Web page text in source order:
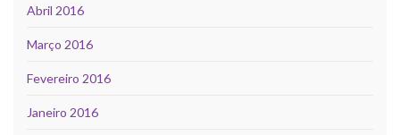
Abril 2016
Março 2016
Fevereiro 2016
Janeiro 2016